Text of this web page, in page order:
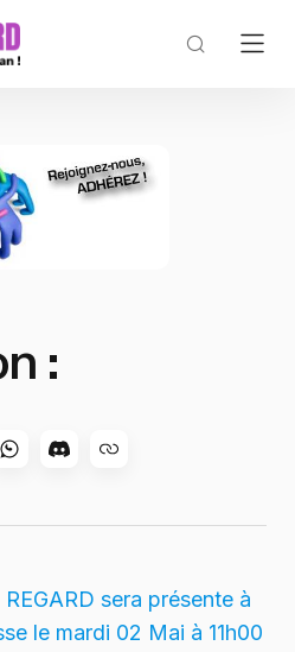
:
sera présente à
le mardi 02 Mai à 11h00